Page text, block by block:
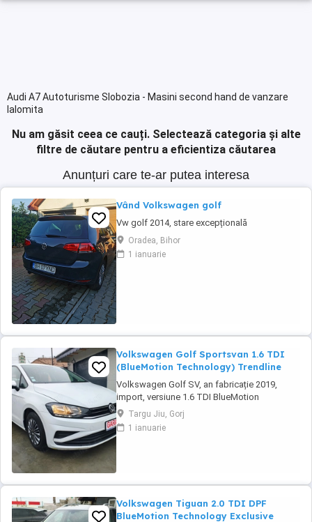
Audi A7 Autoturisme Slobozia - Masini second hand de vanzare
Ialomita
Nu am găsit ceea ce cauți. Selectează categoria și alte
filtre de căutare pentru a eficientiza căutarea
Anunțuri care te-ar putea interesa
Vând Volkswagen golf
Vw golf 2014, stare excepțională
Oradea, Bihor
1 ianuarie
Volkswagen Golf Sportsvan 1.6 TDI
(BlueMotion Technology) Trendline
Volkswagen Golf SV, an fabricație 2019,
import, versiune 1.6 TDI BlueMotion
Technology Trendline. Monovolum spațios,
recunoscut pentru consumul redus, fiabilitate
și dotările moderne de siguranță. Mașina se
Targu Jiu, Gorj
1 ianuarie
Volkswagen Tiguan 2.0 TDI DPF
BlueMotion Technology Exclusive